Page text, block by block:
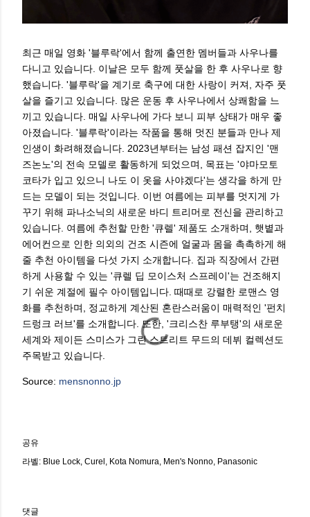
최근 매일 영화 '블루락'에서 함께 출연한 멤버들과 사우나를
다니고 있습니다. 이날은 모두 함께 풋살을 한 후 사우나로 향
했습니다. '블루락'을 계기로 축구에 대한 사랑이 커져, 자주 풋
살을 즐기고 있습니다. 많은 운동 후 사우나에서 상쾌함을 느
끼고 있습니다. 매일 사우나에 가다 보니 피부 상태가 매우 좋
아졌습니다. '블루락'이라는 작품을 통해 멋진 분들과 만나 제
인생이 화려해졌습니다. 2023년부터는 남성 패션 잡지인 '맨
즈논노'의 전속 모델로 활동하게 되었으며, 목표는 '야마모토
코타가 입고 있으니 나도 이 옷을 사야겠다'는 생각을 하게 만
드는 모델이 되는 것입니다. 이번 여름에는 피부를 멋지게 가
꾸기 위해 파나소닉의 새로운 바디 트리머로 전신을 관리하고
있습니다. 여름에 추천할 만한 '큐렐' 제품도 소개하며, 햇볕과
에어컨으로 인한 의외의 건조 시즌에 얼굴과 몸을 촉촉하게 해
줄 추천 아이템을 다섯 가지 소개합니다. 집과 직장에서 간편
하게 사용할 수 있는 '큐렐 딥 모이스처 스프레이'는 건조해지
기 쉬운 계절에 필수 아이템입니다. 때때로 강렬한 로맨스 영
화를 추천하며, 정교하게 계산된 혼란스러움이 매력적인 '펀치
드렁크 러브'를 소개합니다. 또한, '크리스찬 루부탱'의 새로운
세계와 제이든 스미스가 그린 스트리트 무드의 데뷔 컬렉션도
주목받고 있습니다.
Source: mensnonno.jp
공유
라벨: Blue Lock Curel Kota Nomura Men's Nonno Panasonic
댓글